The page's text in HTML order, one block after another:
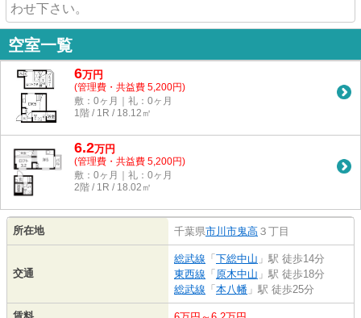
わせ下さい。
空室一覧
6万円
(管理費・共益費 5,200円)
敷：0ヶ月｜礼：0ヶ月
1階 / 1R / 18.12㎡
6.2万円
(管理費・共益費 5,200円)
敷：0ヶ月｜礼：0ヶ月
2階 / 1R / 18.02㎡
所在地 千葉県市川市鬼高 ３丁目
交通
総武線 「 下総中山 」駅 徒歩14分
東西線 「 原木中山 」駅 徒歩18分
総武線 「 本八幡 」駅 徒歩25分